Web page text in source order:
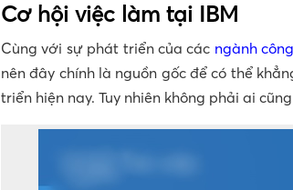
Cơ hội việc làm tại IBM
Cùng với sự phát triển của các ngành
nên đây chính là nguồn gốc để có thể
triển hiện nay. Tuy nhiên không phải ai